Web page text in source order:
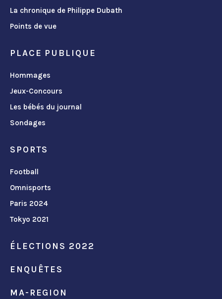
La chronique de Philippe Dubath
Points de vue
PLACE PUBLIQUE
Hommages
Jeux-Concours
Les bébés du journal
Sondages
SPORTS
Football
Omnisports
Paris 2024
Tokyo 2021
ÉLECTIONS 2022
ENQUÊTES
MA-REGION